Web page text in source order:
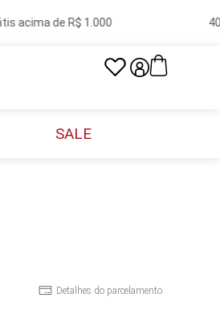
acima de R$ 1.000 40
SALE
Detalhes do parcelamento